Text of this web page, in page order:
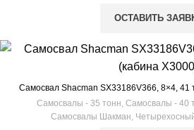
ОСТАВИТЬ
Самосвал Shacman SX33186V366, 8×4, 41
Самосвалы - 35 тонн Самосвалы - 40
Самосвалы Шакман